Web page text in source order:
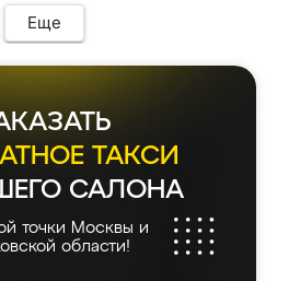
Еще
ТАКСИ
САЛОНА
точки Москвы и
области!